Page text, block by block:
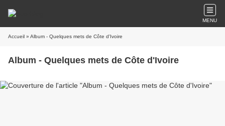
MENU
Accueil » Album - Quelques mets de Côte d'Ivoire
Album - Quelques mets de Côte d'Ivoire